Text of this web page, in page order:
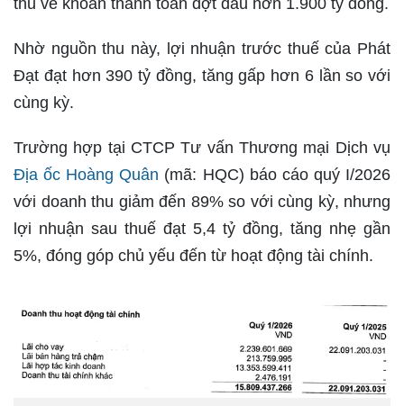
thu về khoản thanh toán đợt đầu hơn 1.900 tỷ đồng.
Nhờ nguồn thu này, lợi nhuận trước thuế của Phát
Đạt đạt hơn 390 tỷ đồng, tăng gấp hơn 6 lần so với
cùng kỳ.
Trường hợp tại CTCP Tư vấn Thương mại Dịch vụ
Địa ốc Hoàng Quân (mã: HQC) báo cáo quý I/2026
với doanh thu giảm đến 89% so với cùng kỳ, nhưng
lợi nhuận sau thuế đạt 5,4 tỷ đồng, tăng nhẹ gần
5%, đóng góp chủ yếu đến từ hoạt động tài chính.